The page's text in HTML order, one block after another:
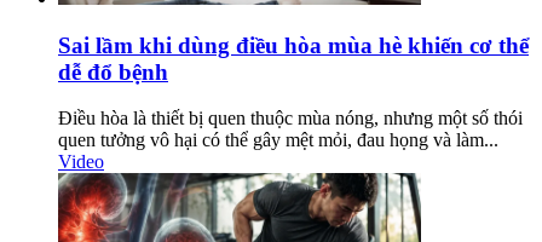
Sai lầm khi dùng điều hòa mùa hè khiến cơ thể
dễ đổ bệnh
Điều hòa là thiết bị quen thuộc mùa nóng, nhưng một số thói
quen tưởng vô hại có thể gây mệt mỏi, đau họng và làm...
Video